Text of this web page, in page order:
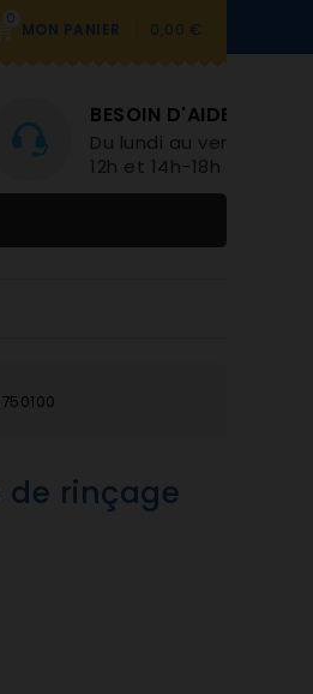
0
MON PANIER 0,00 €
D'AIDE
lundi au vendredi 9h-
et 14h-18h
rinçage